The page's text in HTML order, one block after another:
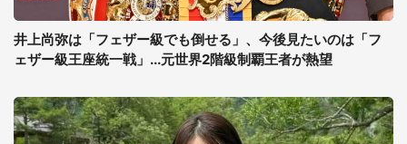
井上尚弥は「フェザー級でも倒せる」、今後見たいのは「フ
ェザー級王座統一戦」...元世界2階級制覇王者が熱望